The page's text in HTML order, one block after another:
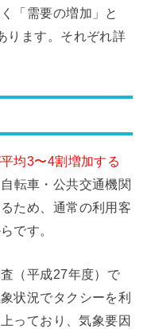
「需要の増加」と
ります。それぞれ詳
均3〜4割増加する
転車・公共交通機関
ため、通常の利用客
です。
（平成27年度）で
状況でタクシーを利
っており、気象要因